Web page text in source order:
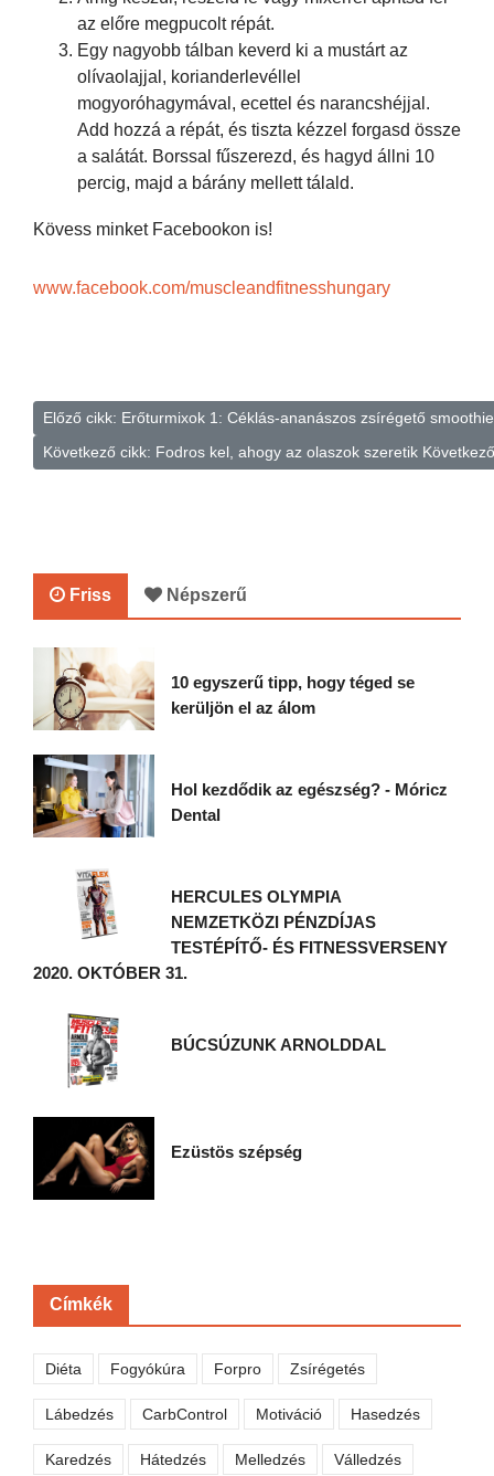
az előre megpucolt répát.
Egy nagyobb tálban keverd ki a mustárt az
olívaolajjal, korianderlevéllel
mogyoróhagymával, ecettel és narancshéjjal.
Add hozzá a répát, és tiszta kézzel forgasd össze
a salátát. Borssal fűszerezd, és hagyd állni 10
percig, majd a bárány mellett tálald.
Kövess minket Facebookon is!
www.facebook.com/muscleandfitnesshungary
Előző cikk: Erőturmixok 1: Céklás-ananászos zsírégető
Következő cikk: Fodros kel, ahogy az olaszok szeretik Következő
Friss Népszerű
10 egyszerű tipp, hogy téged se
kerüljön el az álom
Hol kezdődik az egészség? - Móricz
Dental
HERCULES OLYMPIA
NEMZETKÖZI PÉNZDÍJAS
TESTÉPÍTŐ- ÉS FITNESSVERSENY
2020. OKTÓBER 31.
BÚCSÚZUNK ARNOLDDAL
Ezüstös szépség
Címkék
Diéta Fogyókúra Forpro Zsírégetés
Lábedzés CarbControl Motiváció Hasedzés
Karedzés Hátedzés Melledzés Válledzés